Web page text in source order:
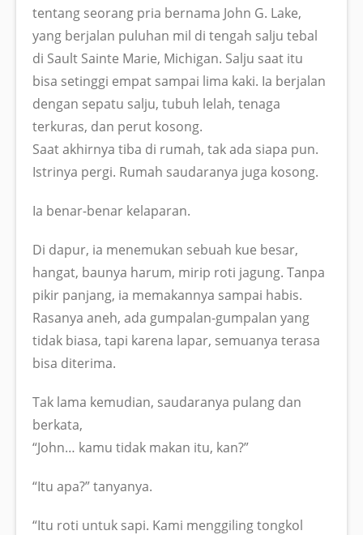
tentang seorang pria bernama John G. Lake,
yang berjalan puluhan mil di tengah salju tebal
di Sault Sainte Marie, Michigan. Salju saat itu
bisa setinggi empat sampai lima kaki. Ia berjalan
dengan sepatu salju, tubuh lelah, tenaga
terkuras, dan perut kosong.
Saat akhirnya tiba di rumah, tak ada siapa pun.
Istrinya pergi. Rumah saudaranya juga kosong.
Ia benar-benar kelaparan.
Di dapur, ia menemukan sebuah kue besar,
hangat, baunya harum, mirip roti jagung. Tanpa
pikir panjang, ia memakannya sampai habis.
Rasanya aneh, ada gumpalan-gumpalan yang
tidak biasa, tapi karena lapar, semuanya terasa
bisa diterima.
Tak lama kemudian, saudaranya pulang dan
berkata,
“John… kamu tidak makan itu, kan?”
“Itu apa?” tanyanya.
“Itu roti untuk sapi. Kami menggiling tongkol